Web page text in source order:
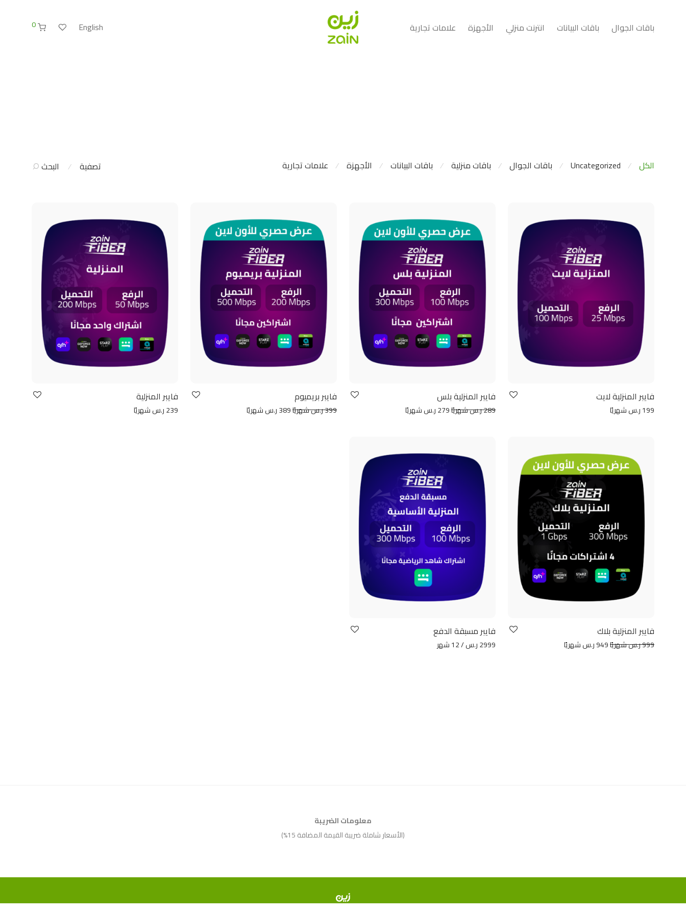
باقات الجوال باقات البيانات انترنت منزلي الأجهزة علامات تجارية English
0
تصفية ⁄ البحث الكل ⁄
Uncategorized
⁄ باقات الجوال ⁄ باقات منزلية ⁄ باقات البيانات ⁄ الأجهزة ⁄ علامات تجارية
فايبر المنزلية لايت
199 ر.س شهريًا
فايبر المنزلية بلس
289 ر.س شهريًا
فايبر بريميوم
399 ر.س شهريًا
فايبر المنزلية
239 ر.س شهريًا
فايبر المنزلية بلاك
999 ر.س شهريًا
فايبر مسبقة الدفع
2999 ر.س / 12 شهر
معلومات الضريبة
(الأسعار شاملة ضريبة القيمة المضافة 15%)